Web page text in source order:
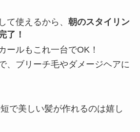
て使えるから、朝のスタイリン
了！
ールもこれ一台でOK！
、ブリーチ毛やダメージヘアに
で美しい髪が作れるのは嬉し